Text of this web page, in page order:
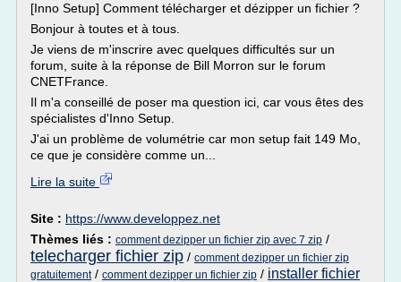
[Inno Setup] Comment télécharger et dézipper un fichier ?
Bonjour à toutes et à tous.
Je viens de m'inscrire avec quelques difficultés sur un
forum, suite à la réponse de Bill Morron sur le forum
CNETFrance.
Il m'a conseillé de poser ma question ici, car vous êtes des
spécialistes d'Inno Setup.
J'ai un problème de volumétrie car mon setup fait 149 Mo,
ce que je considère comme un...
Lire la suite
Site : https://www.developpez.net
Thèmes liés : comment dezipper un fichier zip avec 7 zip /
telecharger fichier zip / comment dezipper un fichier zip
gratuitement/ comment dezipper un fichier zip / installer fichier